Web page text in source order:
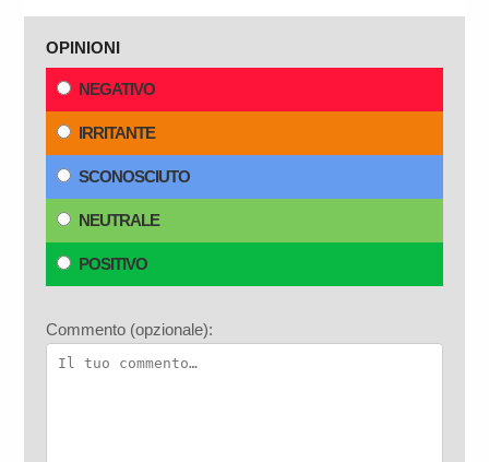
OPINIONI
NEGATIVO
IRRITANTE
SCONOSCIUTO
NEUTRALE
POSITIVO
Commento (opzionale):